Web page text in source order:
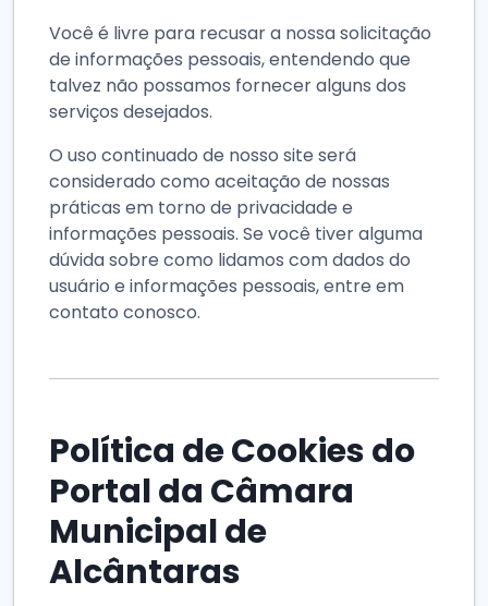
Você é livre para recusar a nossa solicitação
de informações pessoais, entendendo que
talvez não possamos fornecer alguns dos
serviços desejados.
O uso continuado de nosso site será
considerado como aceitação de nossas
práticas em torno de privacidade e
informações pessoais. Se você tiver alguma
dúvida sobre como lidamos com dados do
usuário e informações pessoais, entre em
contato conosco.
Política de Cookies do
Portal da Câmara
Municipal de
Alcântaras